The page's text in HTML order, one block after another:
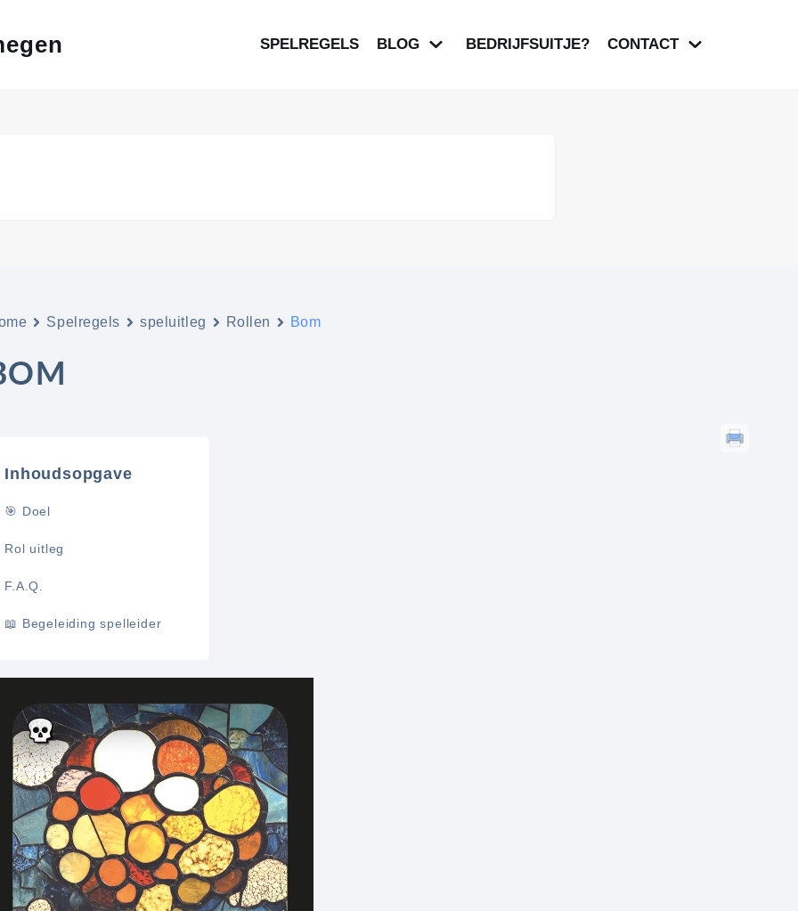
SPELREGELS BLOG BEDRIJFSUITJE? CONTACT
Spelregels speluitleg Rollen Bom
Inhoudsopgave
🎯 Doel
Rol uitleg
F.A.Q.
📖 Begeleiding spelleider